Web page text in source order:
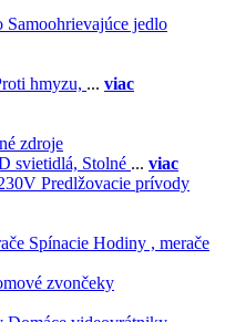
Samoohrievajúce jedlo
hmyzu, ... viac
zdroje
svietidlá, Stolné ... viac
Predlžovacie prívody
Spínacie Hodiny , merače
zvončeky